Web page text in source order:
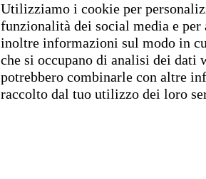
Utilizziamo i cookie per
funzionalità dei social media e
inoltre informazioni sul modo in
che si occupano di analisi dei dati
potrebbero combinarle con altre
raccolto dal tuo utilizzo dei loro